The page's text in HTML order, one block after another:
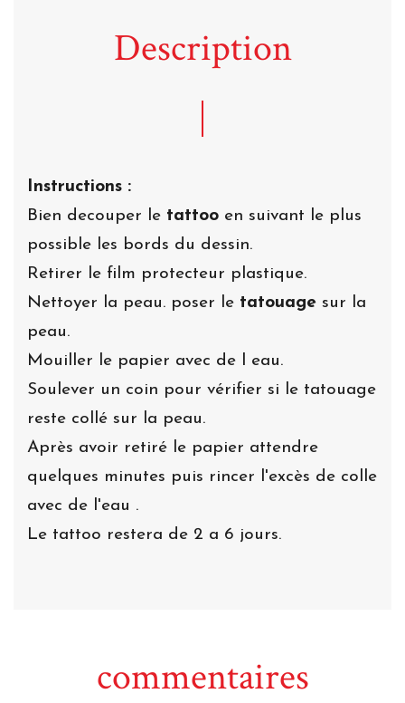
Description
Instructions :
Bien decouper le tattoo en suivant le plus
possible les bords du dessin.
Retirer le film protecteur plastique.
Nettoyer la peau. poser le tatouage sur la
peau.
Mouiller le papier avec de l eau.
Soulever un coin pour vérifier si le tatouage
reste collé sur la peau.
Après avoir retiré le papier attendre
quelques minutes puis rincer l'excès de colle
avec de l'eau .
Le tattoo restera de 2 a 6 jours.
commentaires